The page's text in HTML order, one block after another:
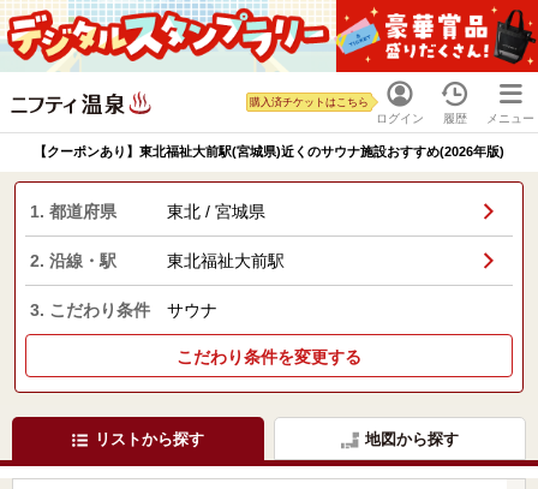
ログイン
購入済チケットはこちら
履歴 メニュー
【クーポンあり】東北福祉大前駅(宮城県)近くのサウナ施設おすすめ(2026年版)
1. 都道府県 東北 / 宮城県
2. 沿線・駅 東北福祉大前駅
3. こだわり条件 サウナ
こだわり条件を変更する
リストから探す 地図から探す